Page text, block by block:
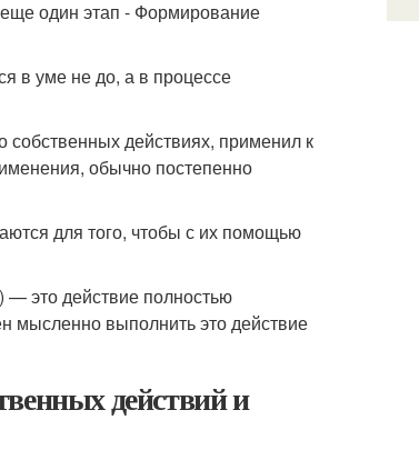
один этап - Формирование
в уме не до, а в процессе
собственных действиях, применил к
обычно постепенно
для того, чтобы с их помощью
— это действие полностью
мысленно выполнить это действие
действий и